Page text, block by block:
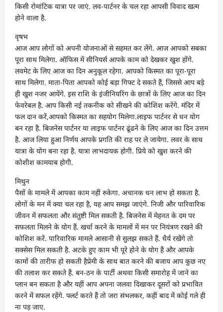
किसी रोमांटिक यात्रा पर जाएं. लव-पार्टनर के चल रहा आपसी विवाद खत्म
होने वाला है.
वृषभ
आज आप लोगों को अपनी योजनाओं से सहमत कर लेंगे. आज आपको सबका
पूरा साथ मिलेगा. ऑफिस में सीनियर्स आपके काम को देखकर खुश होंगे.
लवमेट के लिए आज का दिन अनुकूल रहेगा. आपको किस्मत का पूरा-पूरा
साथ मिलेगा. माता-पिता आपको कोई बड़ा गिफ्ट दे सकते हैं, जिससे आप बड़े
ही खुश नजर आयेंगे. इस राशि के इंजीनियरिंग के छात्रों के लिए आज का दिन
फेवरेबल है. आप किसी नई तकनीक को सीखने की कोशिश करेंगे. मंदिर में
फल दान करें,आपको किस्मत का सहयोग मिलेगा.लाइफ पार्टनर से धन योग
बन रहा है. बिजनेस पार्टनर या लाइफ पार्टनर ढूंढने के लिए आज का दिन उत्तम
है. आज लिया हुआ निर्णय आपके प्रगति की राह पर ले जायेगा. लवर के साथ
यात्रा के योग बना रहा है. यात्रा लाभदायक होगी. प्रिये को खुश करने की
कोशीश कामयाब होगी.
मिथुन
पैसों के मामले में आपका काम नहीं रुकेगा. अचानक धन लाभ हो सकता है.
लोगों के मन में क्या चल रहा है, यह आप समझ जाएंगे. निजी और पारिवारिक
जीवन में सफलता और संतुष्टी मिल सकती है. बिजनेस में मेहनत के दम पर
सफलता मिलने के योग हैं. खर्चा करने के मामलों में मन पर नियंत्रण रखने की
कोशिश करें. पारिवारिक मामले आसानी से सुलझ सकते हैं. धैर्य रखेंगे तो
सक्सेस मिल सकती है. अटके हुए काम भी पूरे होने के योग हैं और आपके
कामों की तारीफ हो सकती हैप्रेमी के साथ बात करने की बजाय आप कुछ नए
की तलाश कर सकते हैं. बन-ठन के पार्टी अथवा किसी समारोह में जाने का
प्लान बन सकता है और यहीं आप अपना जलवा दिखाकर दूसरों को प्रभावित
करने में सफल रहेंगे. फ्लर्ट करते हैं तो जरा संभलकर, कहीं बाद में कोई गले ही
ना पड़ जाए.